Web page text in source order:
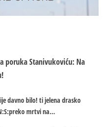
poruka Stanivukoviću: Na
davno bilo! ti jelena drasko
mrtvi na…